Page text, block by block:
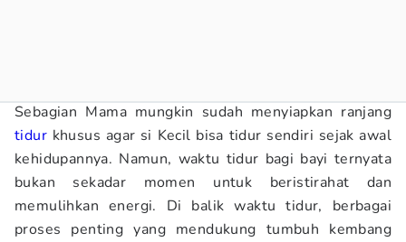
Sebagian Mama mungkin sudah menyiapkan ranjang
tidur khusus agar si Kecil bisa tidur sendiri sejak awal
kehidupannya. Namun, waktu tidur bagi bayi ternyata
bukan sekadar momen untuk beristirahat dan
memulihkan energi. Di balik waktu tidur, berbagai
proses penting yang mendukung tumbuh kembang